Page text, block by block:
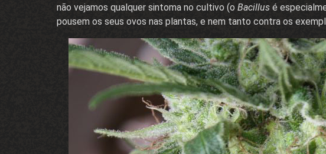
não vejamos qualquer sintoma no cultivo (o Bacillus é
pousem os seus ovos nas plantas, e nem tanto contra os